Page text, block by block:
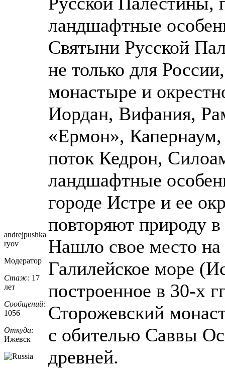
andrejpushka
ryov
Модератор
Стаж: 17
лет
Сообщений:
1056
Откуда:
Ижевск
ландшафтные
Святыни Русской
не только для
монастыре и
Иордан, Вифания,
«Ермон»,
поток Кедрон,
ландшафтные
городе Истре и ее
повторяют природу
Нашло свое место
Галилейское море
построенное в 30-х
Сторожевский
с обителью Саввы
древней.